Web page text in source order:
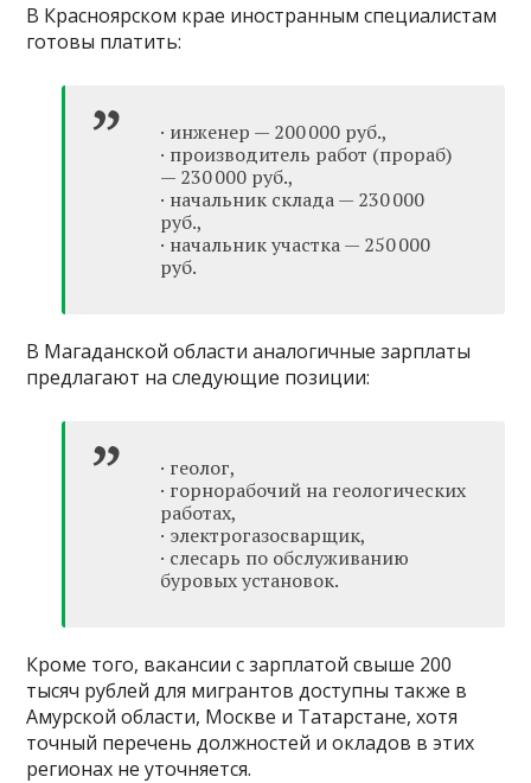
В Красноярском крае иностранным специалистам
готовы платить:
· инженер — 200 000 руб.,
· производитель работ (прораб)
— 230 000 руб.,
· начальник склада — 230 000
руб.,
· начальник участка — 250 000
руб.
В Магаданской области аналогичные зарплаты
предлагают на следующие позиции:
· геолог,
· горнорабочий на геологических
работах,
· электрогазосварщик,
· слесарь по обслуживанию
буровых установок.
Кроме того, вакансии с зарплатой свыше 200
тысяч рублей для мигрантов доступны также в
Амурской области, Москве и Татарстане, хотя
точный перечень должностей и окладов в этих
регионах не уточняется.